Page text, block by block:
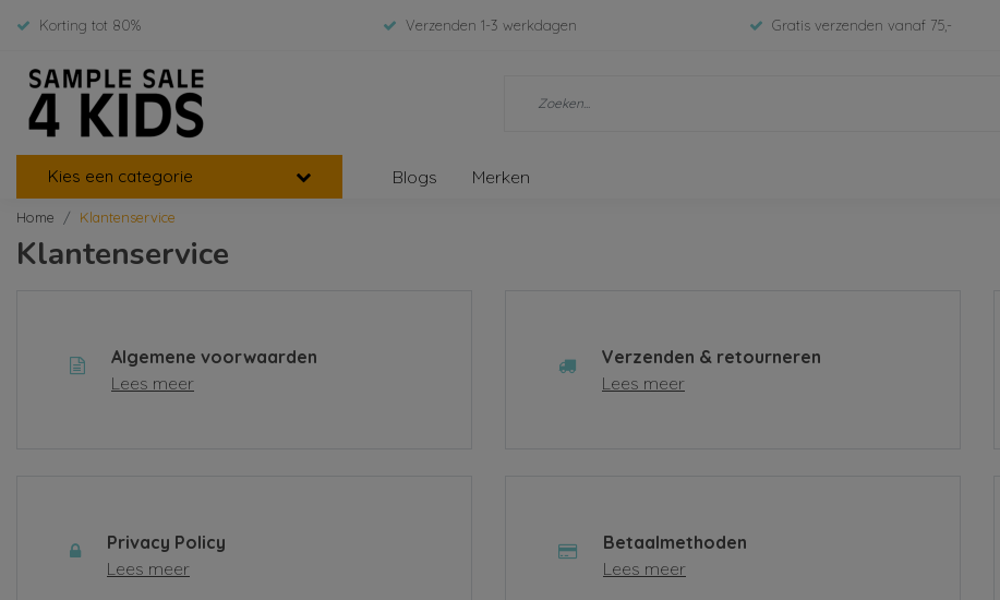
Korting tot 80% Verzenden 1-3 werkdagen Gratis verzenden vanaf 75,-
Kies een categorie Blogs Merken
Home Klantenservice
Klantenservice
Algemene voorwaarden
Lees meer
Verzenden & retourneren
Lees meer
Privacy Policy
Lees meer
Betaalmethoden
Lees meer